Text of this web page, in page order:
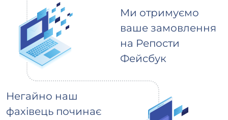
Ми отримуємо
ваше замовлення
на Репости
Фейсбук
Негайно наш
фахівець починає